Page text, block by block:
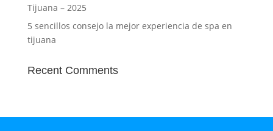
Tijuana – 2025
5 sencillos consejo la mejor experiencia de spa en
tijuana
Recent Comments